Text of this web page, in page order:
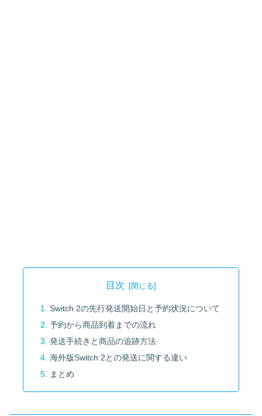
目次
Switch 2の先行発送開始日と予約状況について
予約から商品到着までの流れ
発送手続きと商品の追跡方法
海外版Switch 2との発送に関する違い
まとめ